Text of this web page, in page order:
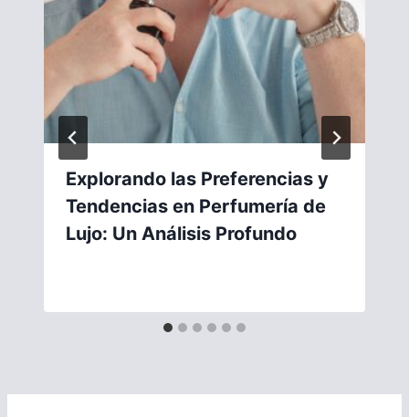
Explorando las Preferencias y
Tendencias en Perfumería de
Lujo: Un Análisis Profundo